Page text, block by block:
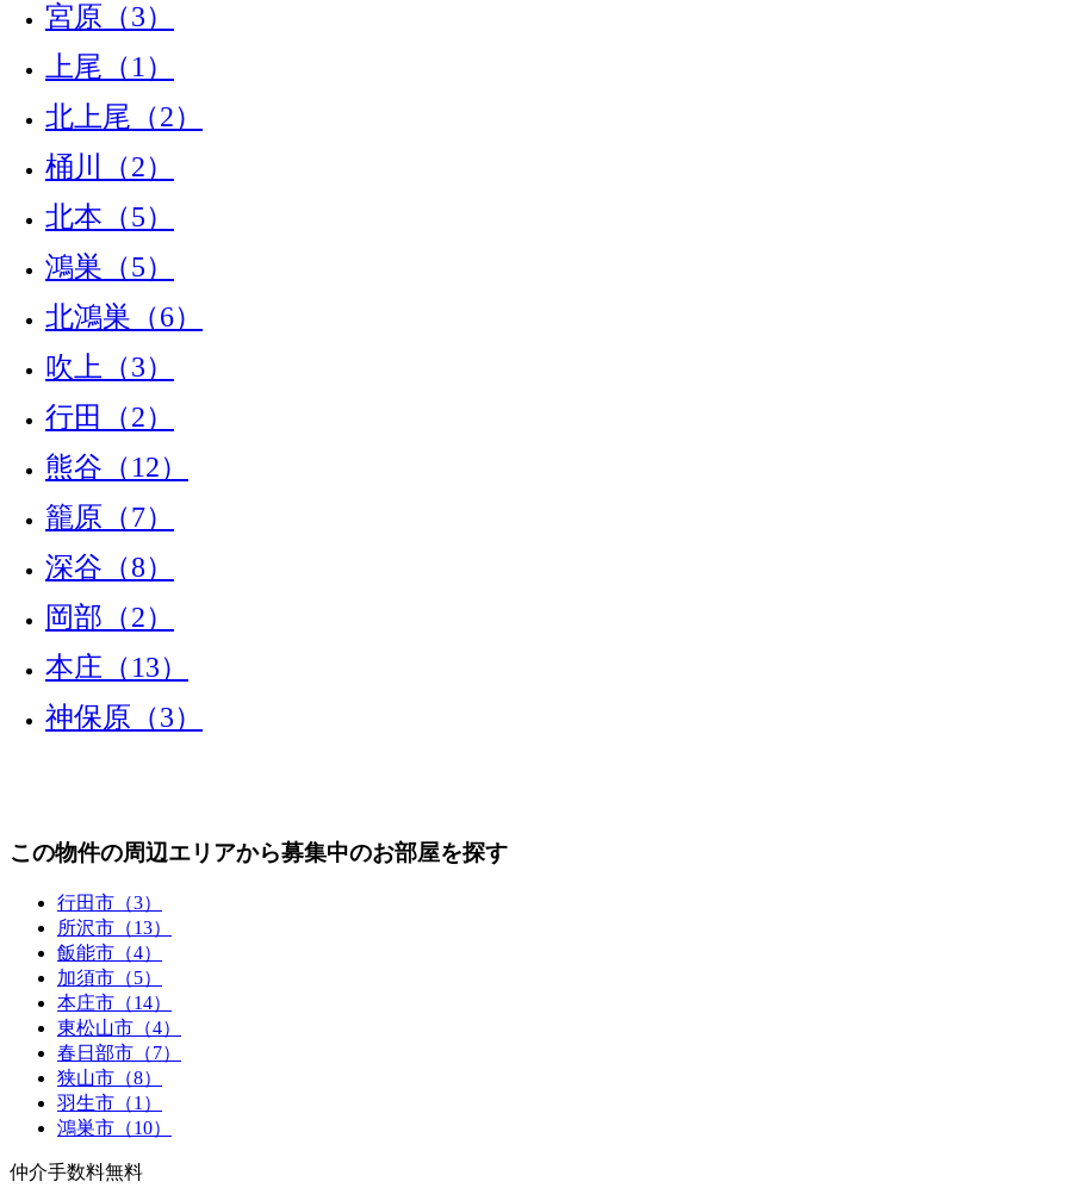
宮原（3）
上尾（1）
北上尾（2）
桶川（2）
北本（5）
鴻巣（5）
北鴻巣（6）
吹上（3）
行田（2）
熊谷（12）
籠原（7）
深谷（8）
岡部（2）
本庄（13）
神保原（3）
この物件の周辺エリアから募集中のお部屋を探す
行田市（3）
所沢市（13）
飯能市（4）
加須市（5）
本庄市（14）
東松山市（4）
春日部市（7）
狭山市（8）
羽生市（1）
鴻巣市（10）
仲介手数料無料